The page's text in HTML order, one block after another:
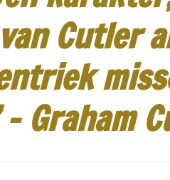
Cutler
- Graham